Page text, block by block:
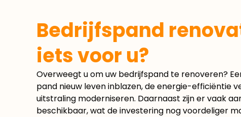
Bedrijfspand
iets voor u?
Overweegt u om uw bedrijfspand te renoveren?
pand nieuw leven inblazen, de energie-efficiëntie
uitstraling moderniseren. Daarnaast zijn er vaak
beschikbaar, wat de investering nog voordeliger